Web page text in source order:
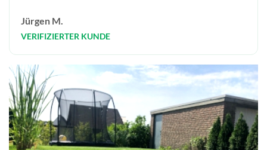
Jürgen M.
VERIFIZIERTER KUNDE